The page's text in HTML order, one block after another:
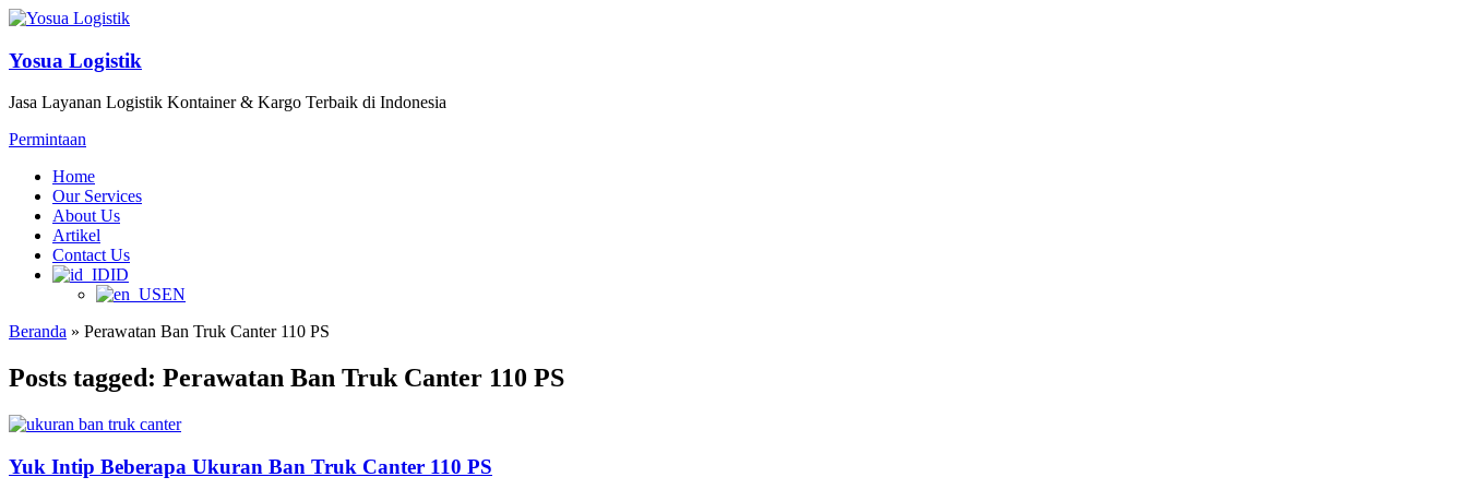
Yosua Logistik
Jasa Layanan Logistik Kontainer & Kargo Terbaik di Indonesia
Permintaan
Home
Our Services
About Us
Artikel
Contact Us
ID
EN
Beranda » Perawatan Ban Truk Canter 110 PS
Posts tagged: Perawatan Ban Truk Canter 110 PS
Yuk Intip Beberapa Ukuran Ban Truk Canter 110 PS